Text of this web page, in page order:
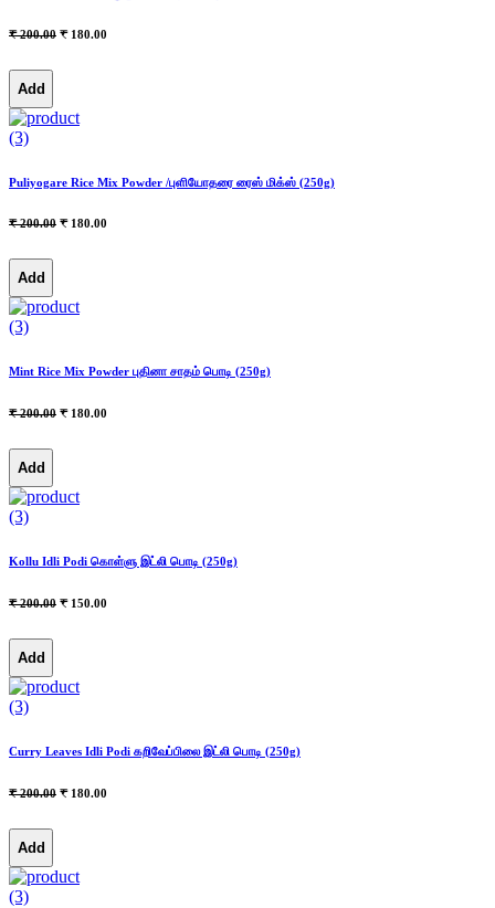
₹ 200.00 ₹ 180.00
Add
(3)
Puliyogare Rice Mix Powder /புளியோதரை ரைஸ் மிக்ஸ் (250g)
₹ 200.00 ₹ 180.00
Add
(3)
Mint Rice Mix Powder புதினா சாதம் பொடி (250g)
₹ 200.00 ₹ 180.00
Add
(3)
Kollu Idli Podi கொள்ளு இட்லி பொடி (250g)
₹ 200.00 ₹ 150.00
Add
(3)
Curry Leaves Idli Podi கறிவேப்பிலை இட்லி பொடி (250g)
₹ 200.00 ₹ 180.00
Add
(3)